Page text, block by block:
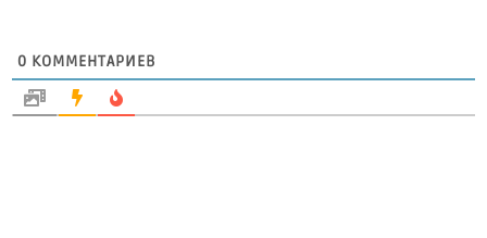
0 КОММЕНТАРИЕВ